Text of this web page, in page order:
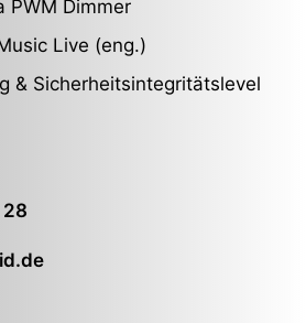
PWM Dimmer
Live (eng.)
& Sicherheitsintegritätslevel